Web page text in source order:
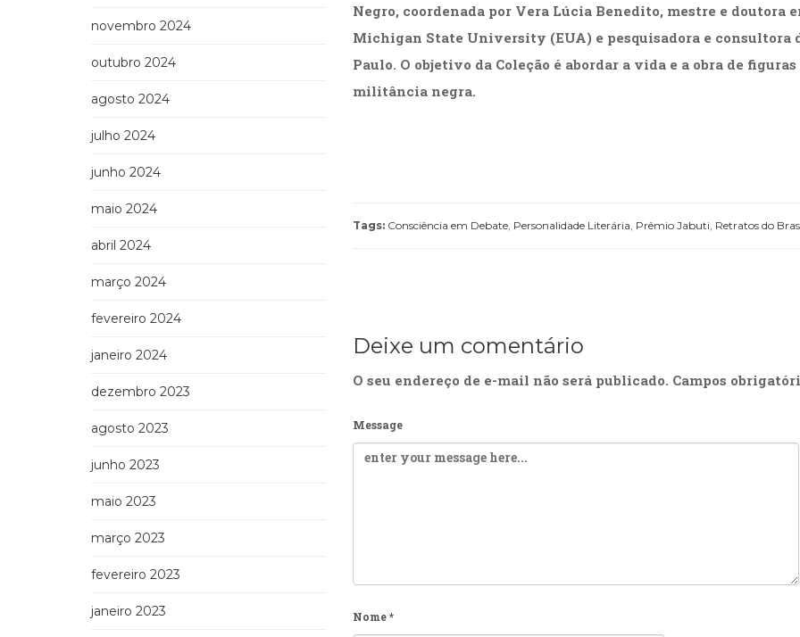
Negro, coordenada por Vera Lúcia Benedito, mestre e doutora
Michigan State University (EUA) e pesquisadora e consultora
Paulo. O objetivo da Coleção é abordar a vida e a obra de
militância negra.
Tags: Consciência em Debate, Personalidade Literária Prêmio Jabuti Retratos do
Deixe um comentário
O seu endereço de e-mail não será publicado. Campos
Message
Nome*
novembro 2024
outubro 2024
agosto 2024
julho 2024
junho 2024
maio 2024
abril 2024
março 2024
fevereiro 2024
janeiro 2024
dezembro 2023
agosto 2023
junho 2023
maio 2023
março 2023
fevereiro 2023
janeiro 2023